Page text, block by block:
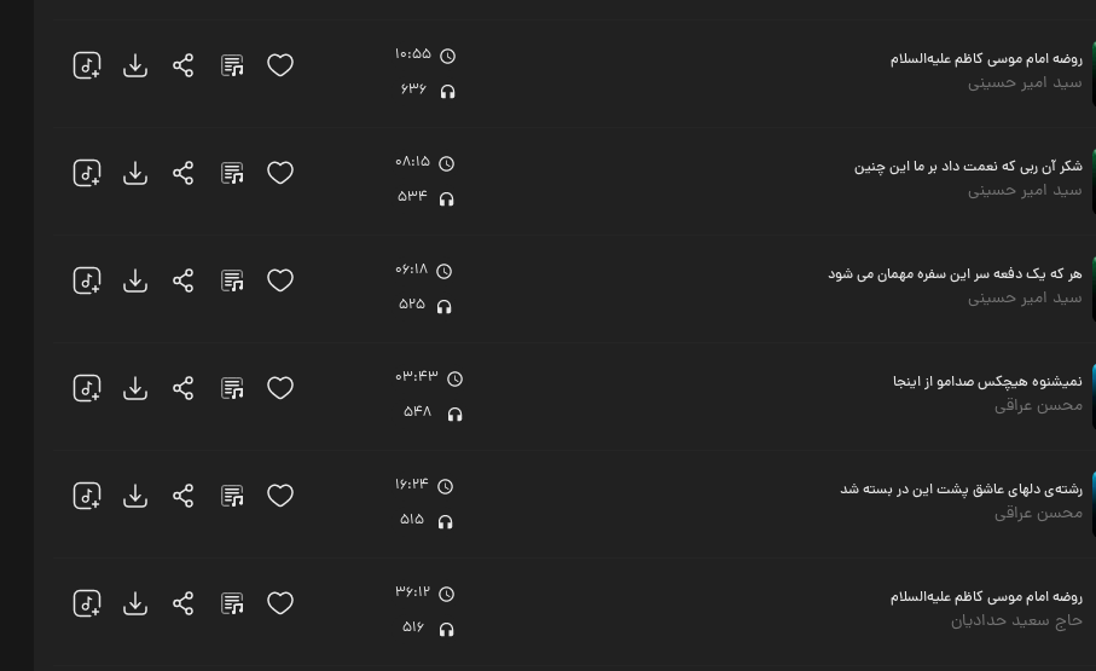
روضه امام موسی کاظم علیه‌السلام
سید امیر حسینی
10:55
636
شکر آن ربی که نعمت داد بر ما این چنین
سید امیر حسینی
08:15
534
هر که یک دفعه سر این سفره مهمان می شود
سید امیر حسینی
06:18
525
نمیشنوه هیچکس صدامو از اینجا
محسن عراقی
03:43
548
رشته‌ی دلهای عاشق پشت این در بسته شد
محسن عراقی
16:24
515
روضه امام موسی کاظم علیه‌السلام
حاج سعید حدادیان
36:12
516